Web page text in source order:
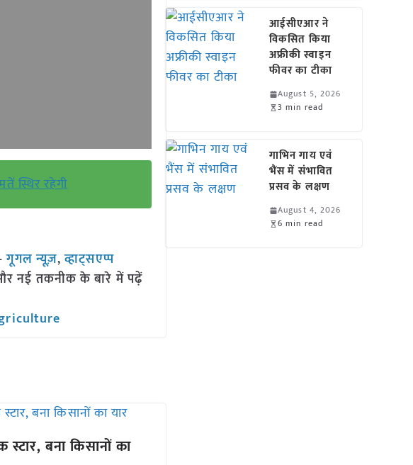
स्थिर रहेगी
गूगल न्यूज़,व्हाट्सएप्प
नई तकनीक के बारे में पढ़ें
स्टार, बना किसानों का
आईसीएआर ने
विकसित किया
अफ्रीकी स्वाइन
फीवर का टीका
August 5, 2026
3 min read
गाभिन गाय एवं
भैंस में संभावित
प्रसव के लक्षण
August 4, 2026
6 min read